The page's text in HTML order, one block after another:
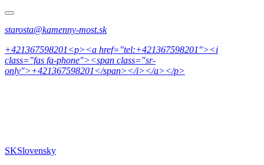
starosta@kamenny-most.sk
+421367598201<p><a href="tel:+421367598201"><i
class="fas fa-phone"><span class="sr-
only">+421367598201</span></i></a></p>
SKSlovensky